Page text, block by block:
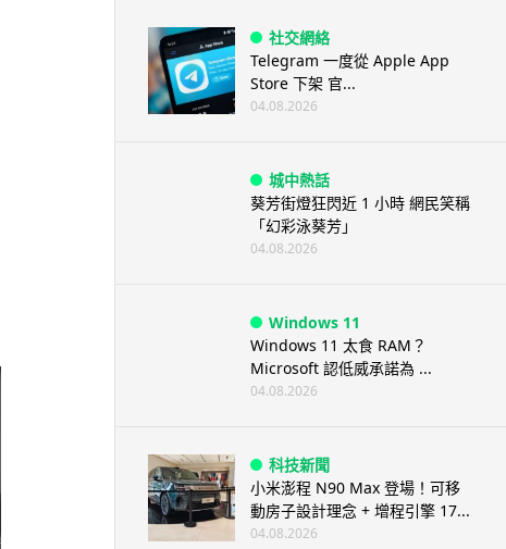
社交網絡
Telegram 一度從 Apple App
Store 下架 官...
04.08.2026
城中熱話
葵芳街燈狂閃近 1 小時 網民笑稱
「幻彩泳葵芳」
04.08.2026
Windows 11
Windows 11 太食 RAM？
Microsoft 認低威承諾為 ...
04.08.2026
科技新聞
小米澎程 N90 Max 登場！可移
動房子設計理念 + 增程引擎 17...
04.08.2026